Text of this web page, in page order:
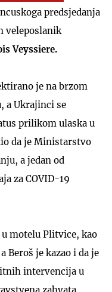
predsjedanja
veleposlanik
Veyssiere.
je na brzom
a Ukrajinci se
prilikom ulaska u
da je Ministarstvo
a jedan od
za COVID-19
motelu Plitvice, kao
Beroš je kazao i da je
intervencija u